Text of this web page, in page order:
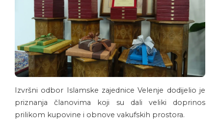
Izvršni odbor Islamske zajednice Velenje dodijelio je
priznanja članovima koji su dali veliki doprinos
prilikom kupovine i obnove vakufskih prostora.